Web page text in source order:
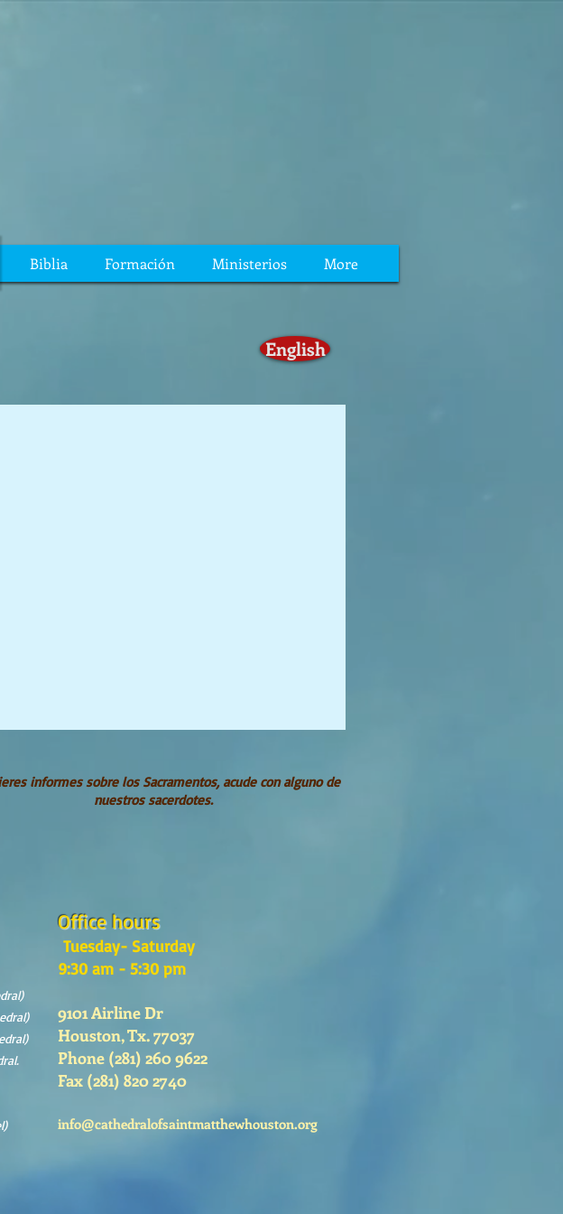
Biblia Formación Ministerios More
English
informes sobre los Sacramentos, acude con alguno de
nuestros sacerdotes.
Office hours
Tuesday- Saturday
9:30 am - 5:30 pm
9101 Airline Dr
Houston, Tx. 77037
Phone (281) 260 9622
Fax (281) 820 2740
info@cathedralofsaintmatthewhouston.org